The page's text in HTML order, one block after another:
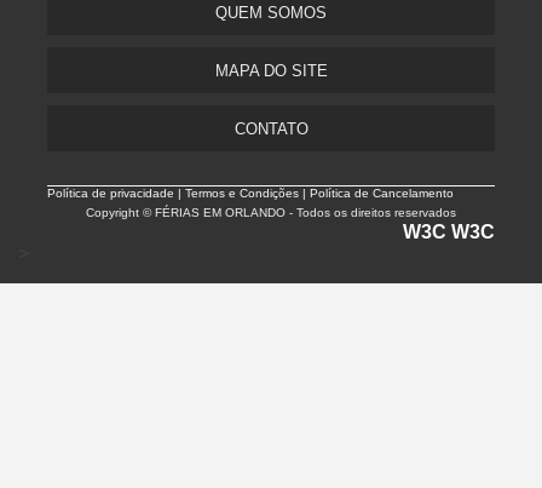
QUEM SOMOS
MAPA DO SITE
CONTATO
Política de privacidade |Termos e Condições | Política de Cancelamento
Copyright © FÉRIAS EM ORLANDO - Todos os direitos reservados
W3C W3C